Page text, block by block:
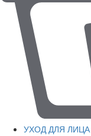
УХОД ДЛЯ ЛИЦА